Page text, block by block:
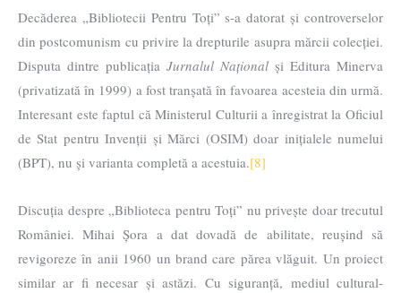
Decăderea „Bibliotecii Pentru Toți” s-a datorat și controverselor
din postcomunism cu privire la drepturile asupra mărcii colecției.
Disputa dintre publicația Jurnalul Național și Editura Minerva
(privatizată în 1999) a fost tranșată în favoarea acesteia din urmă.
Interesant este faptul că Ministerul Culturii a înregistrat la Oficiul
de Stat pentru Invenții și Mărci (OSIM) doar inițialele numelui
(BPT), nu și varianta completă a acestuia.[8]
Discuția despre „Biblioteca pentru Toți” nu privește doar trecutul
României. Mihai Șora a dat dovadă de abilitate, reușind să
revigoreze în anii 1960 un brand care părea vlăguit. Un proiect
similar ar fi necesar și astăzi. Cu siguranță, mediul cultural-